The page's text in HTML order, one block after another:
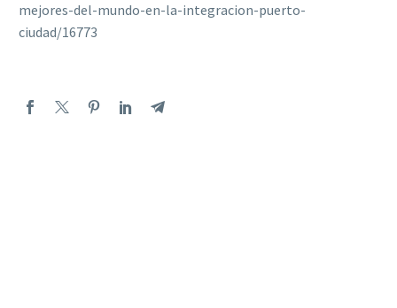
mejores-del-mundo-en-la-integracion-puerto-
ciudad/16773